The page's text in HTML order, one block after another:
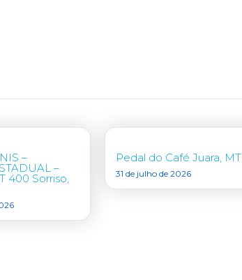
–
–
400 Sorriso,
Pedal do Café Juara, MT
31 de julho de 2026